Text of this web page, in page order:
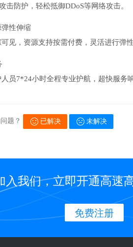
击防护，轻松抵御DDoS等网络攻击。
性伸缩
见，资源支持按需付费，灵活进行弹性
员7*24小时全程专业护航，超快服务
题？ 已解决 未解决
入我们，立即开通高速
免费注册